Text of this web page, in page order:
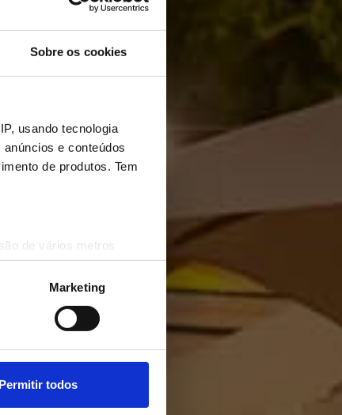
Sobre os cookies
usando tecnologia
e conteúdos
de produtos. Tem
de vários metros
digital)
na
secção de detalhes
de redes sociais, de
por estes a
Marketing
Permitir todos
AQUI…